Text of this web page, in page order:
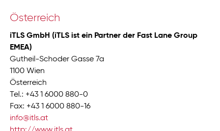
Österreich
iTLS GmbH (iTLS ist ein Partner der Fast Lane Group
EMEA)
Gutheil-Schoder Gasse 7a
1100 Wien
Österreich
Tel.: +43 1 6000 880-0
Fax: +43 1 6000 880-16
info@itls.at